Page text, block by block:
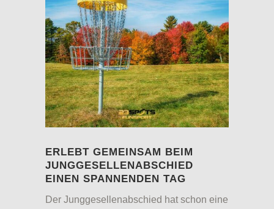
ERLEBT GEMEINSAM BEIM
JUNGGESELLENABSCHIED
EINEN SPANNENDEN TAG
Der Junggesellenabschied hat schon eine